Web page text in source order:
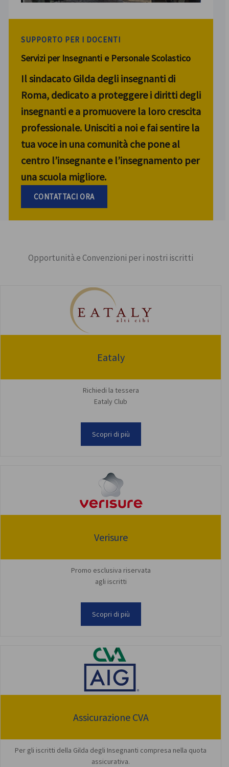
SUPPORTO PER I DOCENTI
Servizi per Insegnanti e Personale Scolastico
Il sindacato Gilda degli insegnanti di
Roma, dedicato a proteggere i diritti degli
insegnanti e a promuovere la loro crescita
professionale. Unisciti a noi e fai sentire la
tua voce in una comunità che pone al
centro l’insegnante e l’insegnamento per
una scuola migliore.
CONTATTACI ORA
Opportunità e Convenzioni per i nostri iscritti
Eataly
Richiedi la tessera
Eataly Club
Scopri di più
Verisure
Promo esclusiva riservata
agli iscritti
Scopri di più
Assicurazione CVA
Per gli iscritti della Gilda degli Insegnanti compresa nella quota
assicurativa.